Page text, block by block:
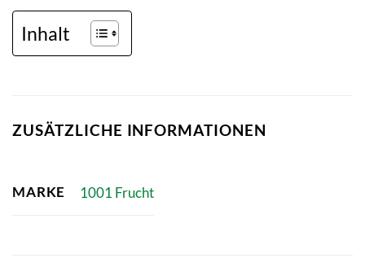
Inhalt
ZUSÄTZLICHE INFORMATIONEN
MARKE 1001 Frucht